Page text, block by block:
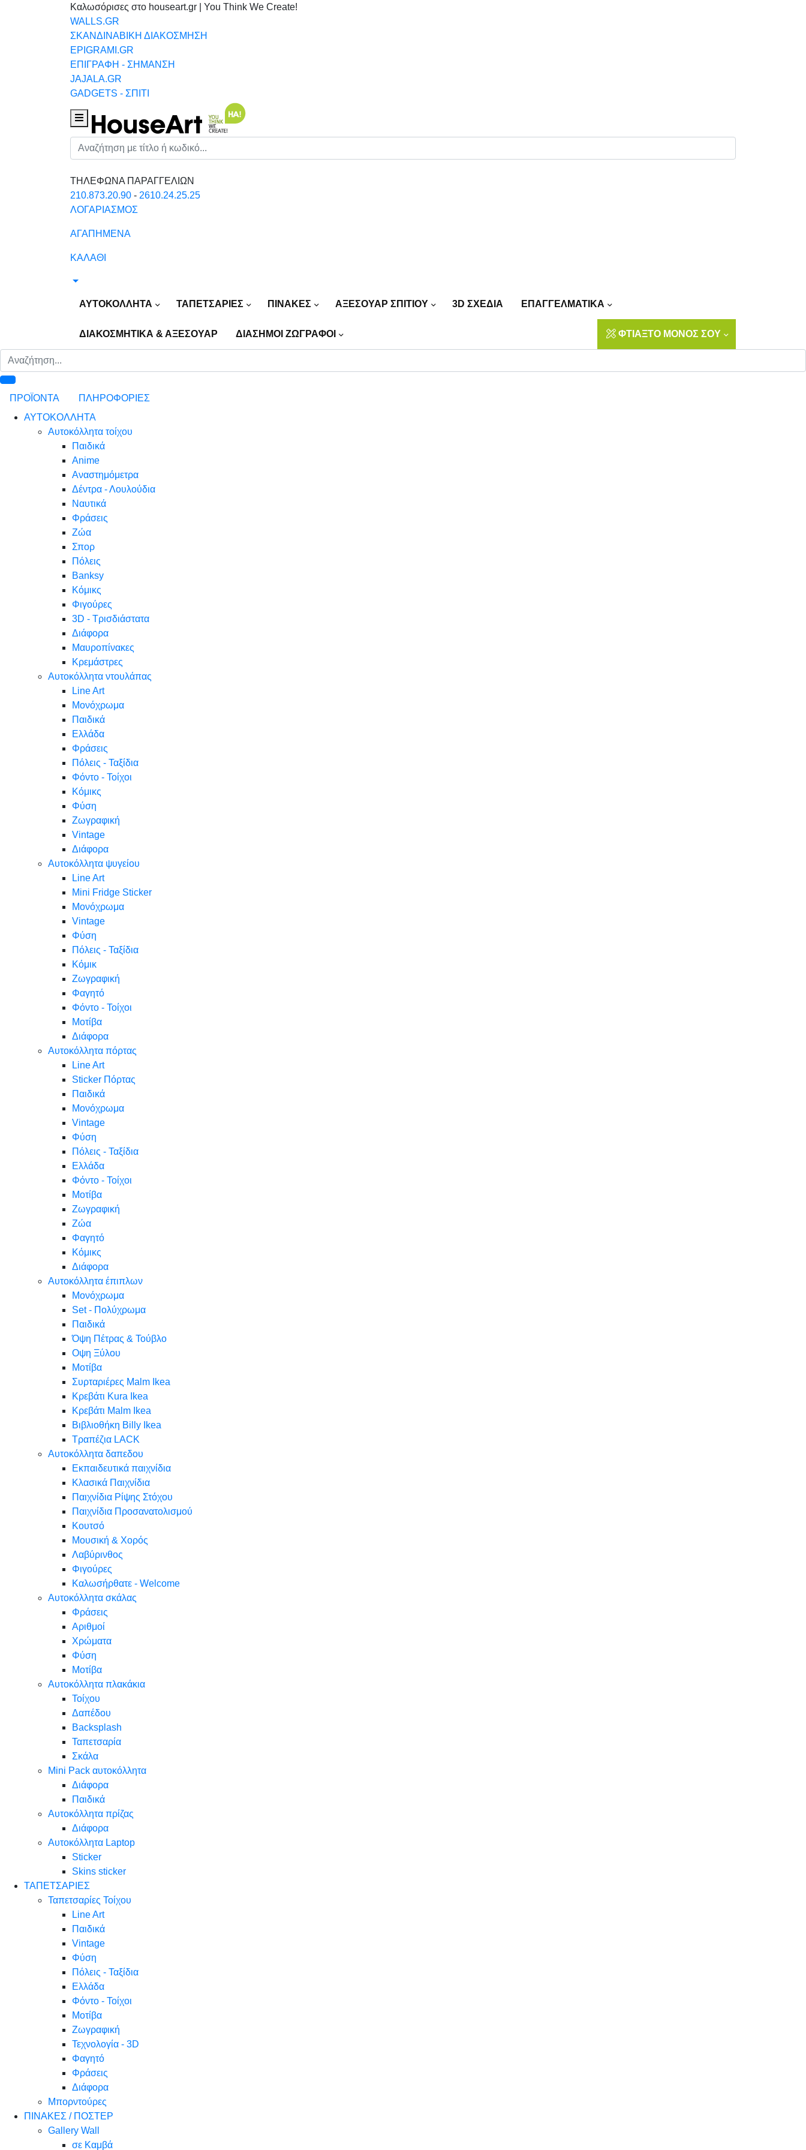
Καλωσόρισες στο houseart.gr | You Think We Create!
WALLS.GR
ΣΚΑΝΔΙΝΑΒΙΚΗ ΔΙΑΚΟΣΜΗΣΗ
EPIGRAMI.GR
ΕΠΙΓΡΑΦΗ - ΣΗΜΑΝΣΗ
JAJALA.GR
GADGETS - ΣΠΙΤΙ
Houseart Menu
Αναζήτηση
ΤΗΛΕΦΩΝΑ ΠΑΡΑΓΓΕΛΙΩΝ
210.873.20.90 - 2610.24.25.25
ΛΟΓΑΡΙΑΣΜΟΣ
ΑΓΑΠΗΜΕΝΑ
ΚΑΛΑΘΙ
ΑΥΤΟΚΟΛΛΗΤΑ ΤΑΠΕΤΣΑΡΙΕΣ ΠΙΝΑΚΕΣ ΑΞΕΣΟΥΑΡ ΣΠΙΤΙΟΥ 3D ΣΧΕΔΙΑ ΕΠΑΓΓΕΛΜΑΤΙΚΑ
ΔΙΑΚΟΣΜΗΤΙΚΑ & ΑΞΕΣΟΥΑΡ ΔΙΑΣΗΜΟΙ ΖΩΓΡΑΦΟΙ ΦΤΙΑΞΤΟ ΜΟΝΟΣ ΣΟΥ
ΠΡΟΪΟΝΤΑ
ΠΛΗΡΟΦΟΡΙΕΣ
ΑΥΤΟΚΟΛΛΗΤΑ
Αυτοκόλλητα τοίχου
Παιδικά
Anime
Αναστημόμετρα
Δέντρα - Λουλούδια
Ναυτικά
Φράσεις
Ζώα
Σπορ
Πόλεις
Banksy
Κόμικς
Φιγούρες
3D - Τρισδιάστατα
Διάφορα
Μαυροπίνακες
Κρεμάστρες
Αυτοκόλλητα ντουλάπας
Line Art
Μονόχρωμα
Παιδικά
Ελλάδα
Φράσεις
Πόλεις - Ταξίδια
Φόντο - Τοίχοι
Κόμικς
Φύση
Ζωγραφική
Vintage
Διάφορα
Αυτοκόλλητα ψυγείου
Line Art
Mini Fridge Sticker
Μονόχρωμα
Vintage
Φύση
Πόλεις - Ταξίδια
Κόμικ
Ζωγραφική
Φαγητό
Φόντο - Τοίχοι
Μοτίβα
Διάφορα
Αυτοκόλλητα πόρτας
Line Art
Sticker Πόρτας
Παιδικά
Μονόχρωμα
Vintage
Φύση
Πόλεις - Ταξίδια
Ελλάδα
Φόντο - Τοίχοι
Μοτίβα
Ζωγραφική
Ζώα
Φαγητό
Κόμικς
Διάφορα
Αυτοκόλλητα έπιπλων
Μονόχρωμα
Set - Πολύχρωμα
Παιδικά
Όψη Πέτρας & Τούβλο
Oψη Ξύλου
Μοτίβα
Συρταριέρες Malm Ikea
Κρεβάτι Kura Ikea
Κρεβάτι Malm Ikea
Βιβλιοθήκη Billy Ikea
Τραπέζια LACK
Αυτοκόλλητα δαπεδου
Εκπαιδευτικά παιχνίδια
Κλασικά Παιχνίδια
Παιχνίδια Ρίψης Στόχου
Παιχνίδια Προσανατολισμού
Κουτσό
Μουσική & Χορός
Λαβύρινθος
Φιγούρες
Καλωσήρθατε - Welcome
Αυτοκόλλητα σκάλας
Φράσεις
Αριθμοί
Χρώματα
Φύση
Μοτίβα
Αυτοκόλλητα πλακάκια
Τοίχου
Δαπέδου
Backsplash
Ταπετσαρία
Σκάλα
Mini Pack αυτοκόλλητα
Διάφορα
Παιδικά
Αυτοκόλλητα πρίζας
Διάφορα
Αυτοκόλλητα Laptop
Sticker
Skins sticker
ΤΑΠΕΤΣΑΡΙΕΣ
Ταπετσαρίες Τοίχου
Line Art
Παιδικά
Vintage
Φύση
Πόλεις - Ταξίδια
Ελλάδα
Φόντο - Τοίχοι
Μοτίβα
Ζωγραφική
Τεχνολογία - 3D
Φαγητό
Φράσεις
Διάφορα
Μπορντούρες
ΠΙΝΑΚΕΣ / ΠΟΣΤΕΡ
Gallery Wall
σε Καμβά